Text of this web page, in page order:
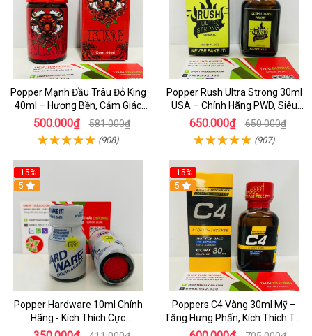
Popper Mạnh Đầu Trâu Đỏ King
40ml – Hương Bền, Cảm Giác
Lâu, Chuẩn Cho Top & Bot
500.000₫ 581.000₫
(908)
Popper Rush Ultra Strong 30ml
USA – Chính Hãng PWD, Siêu
Kích Thích & Tăng Khoái Cảm
650.000₫ 650.000₫
(907)
-15%
5
Popper Hardware 10ml Chính
Hãng - Kích Thích Cực
Nhanh_Hưng Phấn Tột Đỉnh_
-15%
5
Poppers C4 Vàng 30ml Mỹ –
Tăng Hưng Phấn, Kích Thích Tột
Độ Cho Top & Bot